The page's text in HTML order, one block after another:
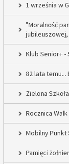
1 września w
"Moralność
Klub Senior+
82 lata temu...
Zielona
Rocznica
Mobilny Punkt
Pamięci